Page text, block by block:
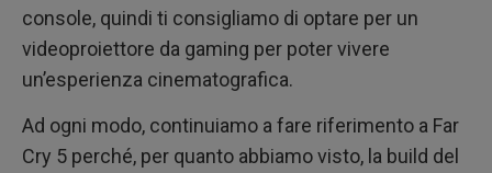
console, quindi ti consigliamo di optare per un
videoproiettore da gaming per poter vivere
un’esperienza cinematografica.
Ad ogni modo, continuiamo a fare riferimento a Far
Cry 5 perché, per quanto abbiamo visto, la build del